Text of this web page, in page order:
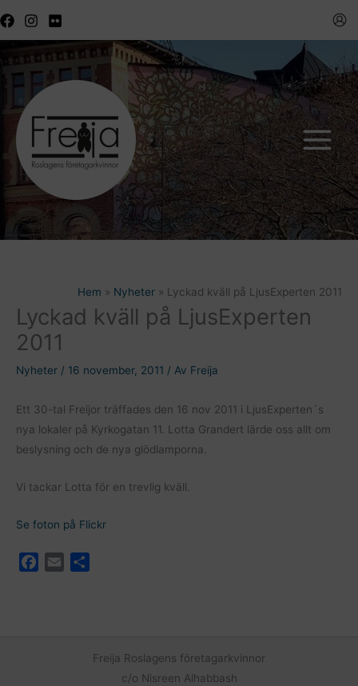
till
Hem Nyheter Lyckad kväll på LjusExperten 2011
Lyckad kväll på LjusExperten
2011
Nyheter / 16 november, 2011 / Av Freija
Ett 30-tal Freijor träffades den 16 nov 2011 i LjusExperten´s
nya lokaler på Kyrkogatan 11. Lotta Grandert lärde oss allt om
beslysning och de nya glödlamporna.
Vi tackar Lotta för en trevlig kväll.
Se foton på Flickr
Freija Roslagens företagarkvinnor
c/o Nisreen Alhabbash